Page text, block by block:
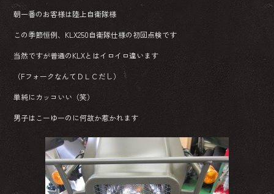
朝一番のお客様は陸上自衛隊様
この季節恒例、KLX250自衛隊仕様の初回点検です
当然ですが普通のKLXとはイロイロ違います
（FフォークなんてＤＬＣだし）
単純にカッコいい（笑）
男子はこーゆーのに何故か惹かれます